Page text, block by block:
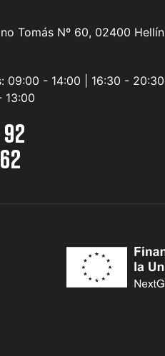
Tomás Nº 60, 02400 Hellín
09:00 - 14:00 | 16:30 - 20:30
13:00